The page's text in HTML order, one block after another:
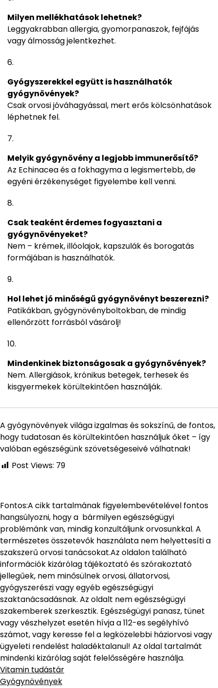
Milyen mellékhatások lehetnek?
Leggyakrabban allergia, gyomorpanaszok, fejfájás
vagy álmosság jelentkezhet.
Gyógyszerekkel együtt is használhatók
gyógynövények?
Csak orvosi jóváhagyással, mert erős kölcsönhatások
léphetnek fel.
Melyik gyógynövény a legjobb immunerősítő?
Az Echinacea és a fokhagyma a legismertebb, de
egyéni érzékenységet figyelembe kell venni.
Csak teaként érdemes fogyasztani a
gyógynövényeket?
Nem – krémek, illóolajok, kapszulák és borogatás
formájában is használhatók.
Hol lehet jó minőségű gyógynövényt beszerezni?
Patikákban, gyógynövényboltokban, de mindig
ellenőrzött forrásból vásárolj!
Mindenkinek biztonságosak a gyógynövények?
Nem. Allergiások, krónikus betegek, terhesek és
kisgyermekek körültekintően használják.
A gyógynövények világa izgalmas és sokszínű, de fontos,
hogy tudatosan és körültekintően használjuk őket – így
valóban egészségünk szövetségeseivé válhatnak!
Post Views: 79
Fontos:A cikk tartalmának figyelembevételével fontos
hangsúlyozni, hogy a bármilyen egészségügyi
problémánk van, mindig konzultáljunk orvosunkkal. A
természetes összetevők használata nem helyettesíti a
szakszerű orvosi tanácsokat.Az oldalon található
információk kizárólag tájékoztató és szórakoztató
jellegűek, nem minősülnek orvosi, állatorvosi,
gyógyszerészi vagy egyéb egészségügyi
szaktanácsadásnak. Az oldalt nem egészségügyi
szakemberek szerkesztik. Egészségügyi panasz, tünet
vagy vészhelyzet esetén hívja a 112-es segélyhívó
számot, vagy keresse fel a legközelebbi háziorvosi vagy
ügyeleti rendelést haladéktalanul! Az oldal tartalmát
mindenki kizárólag saját felelősségére használja.
Vitamin tudástár
Gyógynövények